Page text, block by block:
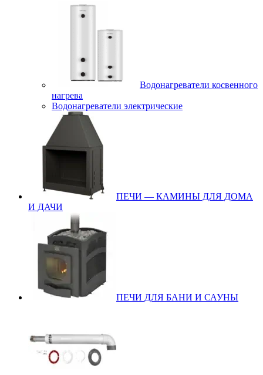
Водонагреватели косвенного
нагрева
Водонагреватели электрические
ПЕЧИ — КАМИНЫ ДЛЯ ДОМА
И ДАЧИ
ПЕЧИ ДЛЯ БАНИ И САУНЫ